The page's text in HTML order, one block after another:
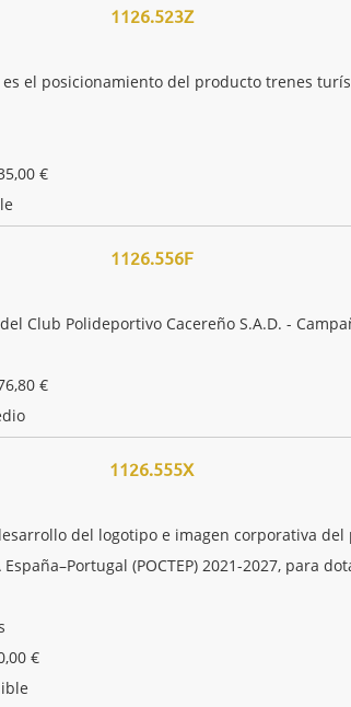
1126.523Z
el posicionamiento del producto trenes
€
1126.556F
Club Polideportivo Cacereño S.A.D. -
€
1126.555X
del logotipo e imagen corporativa del
España–Portugal (POCTEP) 2021-2027, para
€